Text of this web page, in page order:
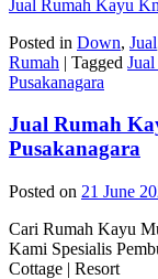
Jual Rumah Kayu
Posted in Down, Jual
Rumah | Tagged
Pusakanagara
Jual Rumah
Pusakanagara
Posted on 21 June
Cari Rumah Kayu
Kami Spesialis
Cottage | Resort